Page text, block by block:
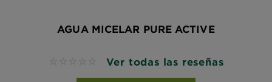
AGUA MICELAR PURE ACTIVE
No reviews Ver todas las reseñas